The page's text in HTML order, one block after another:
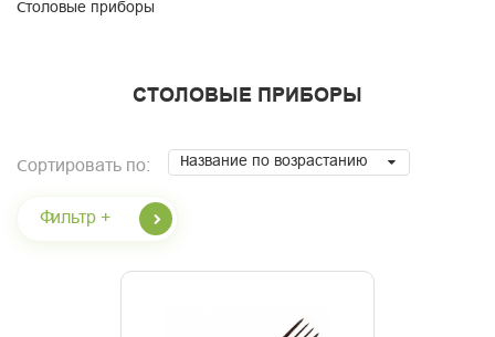
Столовые приборы
СТОЛОВЫЕ ПРИБОРЫ
Сортировать по: Название по возрастанию
Фильтр +